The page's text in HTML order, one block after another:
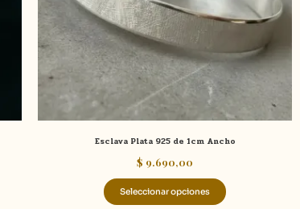
Esclava Plata 925 de 1cm Ancho
$ 9.690,00
Seleccionar opciones
pueden
elegir
la
de
producto